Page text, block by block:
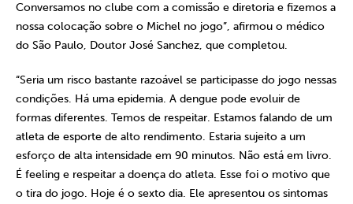
Conversamos no clube com a comissão e diretoria e fizemos a
nossa colocação sobre o Michel no jogo”, afirmou o médico
do São Paulo, Doutor José Sanchez, que completou.
“Seria um risco bastante razoável se participasse do jogo nessas
condições. Há uma epidemia. A dengue pode evoluir de
formas diferentes. Temos de respeitar. Estamos falando de um
atleta de esporte de alto rendimento. Estaria sujeito a um
esforço de alta intensidade em 90 minutos. Não está em livro.
É feeling e respeitar a doença do atleta. Esse foi o motivo que
o tira do jogo. Hoje é o sexto dia. Ele apresentou os sintomas